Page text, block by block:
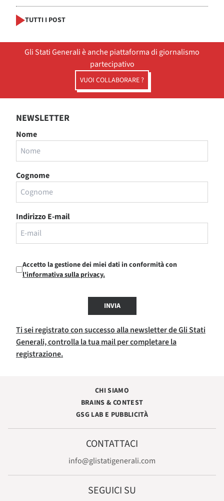
TUTTI I POST
Gli Stati Generali è anche piattaforma di giornalismo
partecipativo
VUOI COLLABORARE ?
NEWSLETTER
Nome
Cognome
Indirizzo E-mail
Accetto la gestione dei miei dati in conformità con
l'informativa sulla privacy.
INVIA
Ti sei registrato con successo alla newsletter de Gli Stati
Generali, controlla la tua mail per completare la
registrazione.
CHI SIAMO
BRAINS & CONTEST
GSG LAB E PUBBLICITÀ
CONTATTACI
info@glistatigenerali.com
SEGUICI SU